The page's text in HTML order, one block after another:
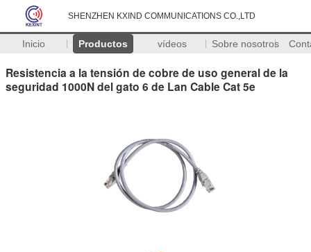
SHENZHEN KXIND COMMUNICATIONS CO.,LTD
Inicio Productos vídeos Sobre nosotros
Resistencia a la tensión de cobre de uso general de la
seguridad 1000N del gato 6 de Lan Cable Cat 5e